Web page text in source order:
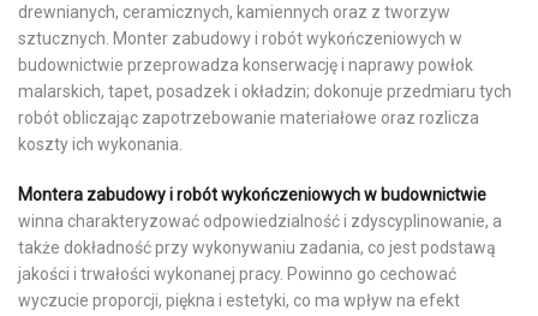
drewnianych, ceramicznych, kamiennych oraz z tworzyw
sztucznych. Monter zabudowy i robót wykończeniowych w
budownictwie przeprowadza konserwację i naprawy powłok
malarskich, tapet, posadzek i okładzin; dokonuje przedmiaru tych
robót obliczając zapotrzebowanie materiałowe oraz rozlicza
koszty ich wykonania.
Montera zabudowy i robót wykończeniowych w budownictwie
winna charakteryzować odpowiedzialność i zdyscyplinowanie, a
także dokładność przy wykonywaniu zadania, co jest podstawą
jakości i trwałości wykonanej pracy. Powinno go cechować
wyczucie proporcji, piękna i estetyki, co ma wpływ na efekt